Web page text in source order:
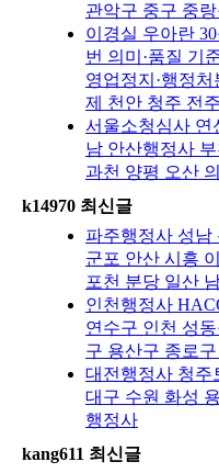
관악구 중구 중
이경실 우아란
번 의미·품질 기
영업정지·행정
제 천안 청주 전
서울소청심사 연
남 안산행정사
과천 양평 오산
k14970 최신글
파주행정사 성남
군포 안산 시흥
포천 분당 일산
인천행정사
연수구 인천 성
구 용산구 종로
대전행정사 청주
대구 수원 화성
행정사
kang611 최신글